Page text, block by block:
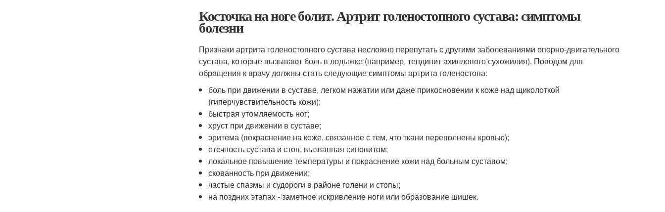
Косточка на ноге болит. Артрит голеностопного сустава: симптомы
болезни
Признаки артрита голеностопного сустава несложно перепутать с другими заболеваниями опорно-двигательного
сустава, которые вызывают боль в лодыжке (например, тендинит ахиллового сухожилия). Поводом для
обращения к врачу должны стать следующие симптомы артрита голеностопа:
боль при движении в суставе, легком нажатии или даже прикосновении к коже над щиколоткой
(гиперчувствительность кожи);
быстрая утомляемость ног;
хруст при движении в суставе;
эритема (покраснение на коже, связанное с тем, что ткани переполнены кровью);
отечность сустава и стоп, вызванная синовитом;
локальное повышение температуры и покраснение кожи над больным суставом;
скованность при движении;
частые спазмы и судороги в районе голени и стопы;
на поздних этапах - заметное искривление ноги или образование шишек.